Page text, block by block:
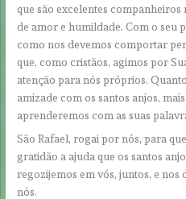
que são excelentes
de amor e humildade. Com o seu
como nos devemos comportar
que, como cristãos, agimos por
atenção para nós próprios.
amizade com os santos anjos,
aprenderemos com as suas
São Rafael, rogai por nós, para
gratidão a ajuda que os santos
regozijemos em vós, juntos, e nos
nós.